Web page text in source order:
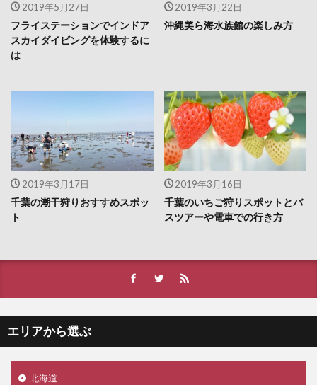
2019年5月27日
フライステーションでインドア
スカイダイビングを体験するに
は
2019年3月22日
沖縄美ら海水族館の楽しみ方
2019年3月17日
千葉の潮干狩りおすすめスポッ
ト
2019年3月16日
千葉のいちご狩りスポットとバ
スツアーや電車での行き方
エリアから選ぶ
北海道